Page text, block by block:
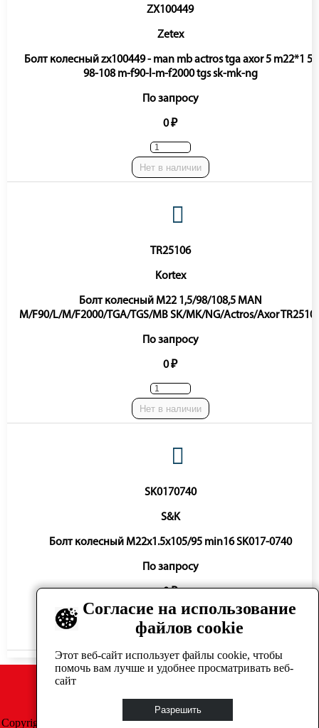
ZX100449
Zetex
Болт колесный zx100449 - man mb actros tga axor 5 m22*1 5-
98-108 m-f90-l-m-f2000 tgs sk-mk-ng
По запросу
0 ₽
Нет в наличии
TR25106
Kortex
Болт колесный M22 1,5/98/108,5 MAN
M/F90/L/M/F2000/TGA/TGS/MB SK/MK/NG/Actros/Axor
По запросу
0 ₽
Нет в наличии
SK0170740
S&K
Болт колесный M22x1.5x105/95 min16 SK017-0740
По запросу
0 ₽
Нет в наличии
Согласие на использование
файлов cookie
Этот веб-сайт использует файлы cookie, чтобы
помочь вам лучше и удобнее просматривать веб-
сайт
Разрешить
Copyright © GrosAuto 2019 -